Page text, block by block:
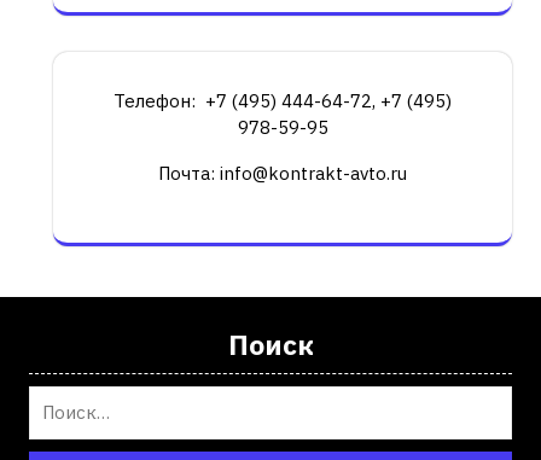
Телефон: +7 (495) 444-64-72, +7 (495)
978-59-95
Почта: info@kontrakt-avto.ru
Поиск